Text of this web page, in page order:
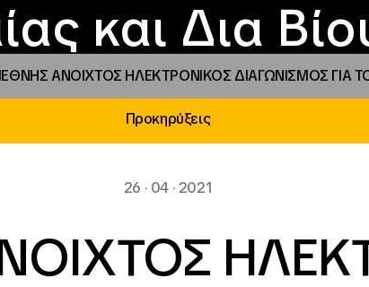
και Δια
Το ΙΝΕΔΙΒΙΜ
καιΕστίες
Νέα
Επικοινωνία
ΑΝΟΙΧΤΟΣ ΗΛΕΚΤΡΟΝΙΚΟΣ ΔΙΑΓΩΝΙΣΜΟΣ ΓΙΑ
Προκηρύξεις
26 · 04 · 2021